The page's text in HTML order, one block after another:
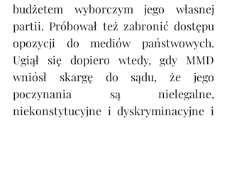
budżetem wyborczym jego własnej
partii. Próbował też zabronić dostępu
opozycji do mediów państwowych.
Ugiął się dopiero wtedy, gdy MMD
wniósł skargę do sądu, że jego
poczynania są nielegalne,
niekonstytucyjne i dyskryminacyjne i